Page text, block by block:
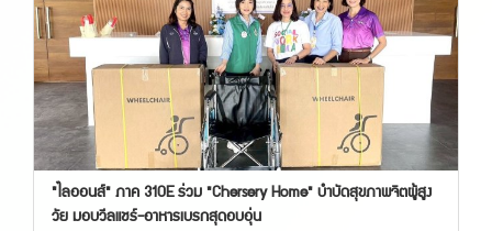
"ไลออนส์" ภาค 310E ร่วม "Chersery Home" บำบัดสุขภาพจิตผู้สูง
วัย มอบวีลแชร์-อาหารเบรกสุดอบอุ่น